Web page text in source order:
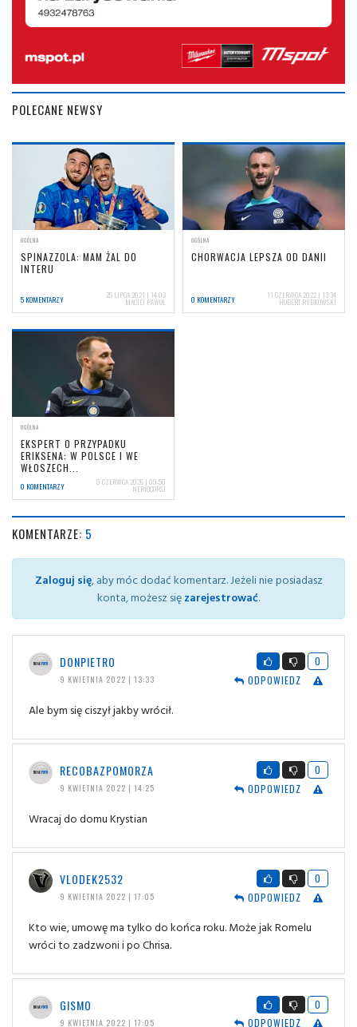
POLECANE NEWSY
OGÓLNA
SPINAZZOLA: MAM ŻAL DO
INTERU
5 KOMENTARZY 25 LIPCA 2021 | 14:03
MACIEJ PAWUL
OGÓLNA
CHORWACJA LEPSZA OD DANII
0 KOMENTARZY 11 CZERWCA 2022 | 13:34
HUBERT RYBKOWSKI
OGÓLNA
EKSPERT O PRZYPADKU
ERIKSENA: W POLSCE I WE
WŁOSZECH...
0 KOMENTARZY 9 CZERWCA 2026 | 09:50
NERIOCORSI
KOMENTARZE: 5
Zaloguj się, aby móc dodać komentarz. Jeżeli nie posiadasz
konta, możesz sięzarejestrować.
DONPIETRO
9 KWIETNIA 2022 | 13:33
0
ODPOWIEDZ
Ale bym się ciszył jakby wrócił.
RECOBAZPOMORZA
9 KWIETNIA 2022 | 14:25
0
ODPOWIEDZ
Wracaj do domu Krystian
VLODEK2532
9 KWIETNIA 2022 | 17:05
0
ODPOWIEDZ
Kto wie, umowę ma tylko do końca roku. Może jak Romelu
wróci to zadzwoni i po Chrisa.
GISMO
9 KWIETNIA 2022 | 17:05
0
ODPOWIEDZ